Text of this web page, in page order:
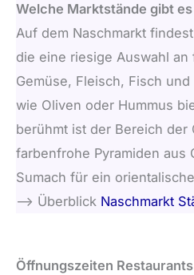
Welche Marktstände gibt
Auf dem Naschmarkt
die eine riesige Auswahl an
Gemüse, Fleisch, Fisch
wie Oliven oder Hummus
berühmt ist der Bereich der
farbenfrohe Pyramiden aus
Sumach für ein
–> Überblick Naschmarkt
Öffnungszeiten